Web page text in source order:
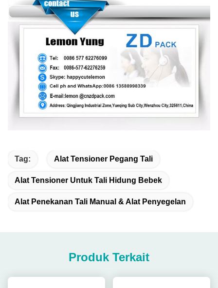
Tag: Alat Tensioner Pegang Tali
Alat Tensioner Untuk Tali Hidung Bebek
Alat Penekanan Tali Manual & Alat Penyegelan
Produk Terkait